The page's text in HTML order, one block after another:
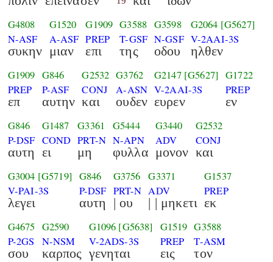
G4808
N-ASF
συκην
G1520
A-ASF
μιαν
G1909
PREP
επι
G3588
T-GSF
της
G3598
N-GSF
οδου
G2064 [G5627]
V-2AAI-3S
ηλθεν
G1909
PREP
επ
G846
P-ASF
αυτην
G2532
CONJ
και
G3762
A-ASN
ουδεν
G2147 [G5627]
V-2AAI-3S
ευρεν
G1722
PREP
εν
G846
P-DSF
αυτη
G1487
COND
ει
G3361
PRT-N
μη
G5444
N-APN
φυλλα
G3440
ADV
μονον
G2532
CONJ
και
G3004 [G5719]
V-PAI-3S
λεγει
G846
P-DSF
αυτη
G3756
PRT-N
| ου
G3371
ADV
| | μηκετι
G1537
PREP
εκ
G4675
P-2GS
σου
G2590
N-NSM
καρπος
G1096 [G5638]
V-2ADS-3S
γενηται
G1519
PREP
εις
G3588
T-ASM
τον